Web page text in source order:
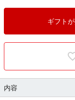
ギフト
内容